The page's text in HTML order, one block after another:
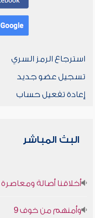
استرجاع الرمز السري
تسجيل عضو جديد
إعادة تفعيل حساب
البث المباشر
أخلاقنا أصالة ومعاصرة
وأمنهم من خوف 9